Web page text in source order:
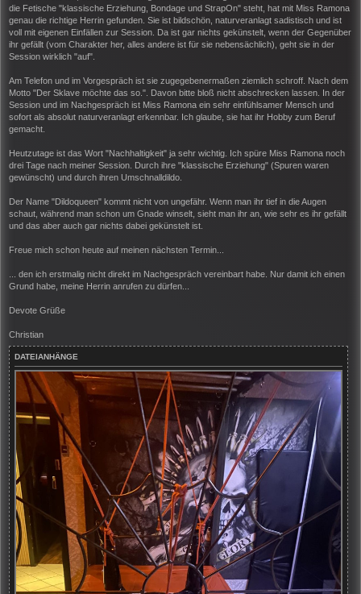
die Fetische "klassische Erziehung, Bondage und StrapOn" steht, hat mit Miss Ramona
genau die richtige Herrin gefunden. Sie ist bildschön, naturveranlagt sadistisch und ist
voll mit eigenen Einfällen zur Session. Da ist gar nichts gekünstelt, wenn der Gegenüber
ihr gefällt (vom Charakter her, alles andere ist für sie nebensächlich), geht sie in der
Session wirklich "auf".
Am Telefon und im Vorgespräch ist sie zugegebenermaßen ziemlich schroff. Nach dem
Motto "Der Sklave möchte das so.". Davon bitte bloß nicht abschrecken lassen. In der
Session und im Nachgespräch ist Miss Ramona ein sehr einfühlsamer Mensch und
sofort als absolut naturveranlagt erkennbar. Ich glaube, sie hat ihr Hobby zum Beruf
gemacht.
Heutzutage ist das Wort "Nachhaltigkeit" ja sehr wichtig. Ich spüre Miss Ramona noch
drei Tage nach meiner Session. Durch ihre "klassische Erziehung" (Spuren waren
gewünscht) und durch ihren Umschnalldildo.
Der Name "Dildoqueen" kommt nicht von ungefähr. Wenn man ihr tief in die Augen
schaut, während man schon um Gnade winselt, sieht man ihr an, wie sehr es ihr gefällt
und das aber auch gar nichts dabei gekünstelt ist.
Freue mich schon heute auf meinen nächsten Termin...
... den ich erstmalig nicht direkt im Nachgespräch vereinbart habe. Nur damit ich einen
Grund habe, meine Herrin anrufen zu dürfen...
Devote Grüße
Christian
DATEIANHÄNGE